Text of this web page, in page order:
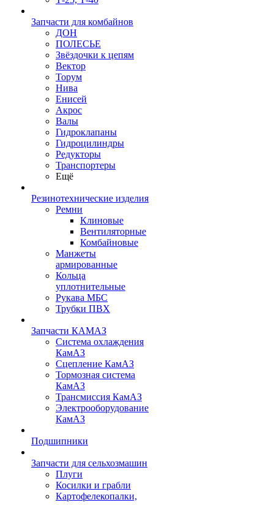
Запчасти для комбайнов
ДОН
ПОЛЕСЬЕ
Звёздочки к цепям
Вектор
Торум
Нива
Енисей
Акрос
Валы
Гидроклапаны
Гидроцилиндры
Редукторы
Транспортеры
Ещё
Резинотехнические изделия
Ремни
Клиновые
Вентиляторные
Комбайновые
Манжеты
армированные
Кольца
уплотнительные
Рукава МБС
Трубки ПВХ
Запчасти КАМАЗ
Система охлаждения
КамАЗ
Сцепление КамАЗ
Тормозная система
КамАЗ
Трансмиссия КамАЗ
Электрооборудование
КамАЗ
Подшипники
Запчасти для сельхозмашин
Плуги
Косилки и грабли
Картофелекопалки,